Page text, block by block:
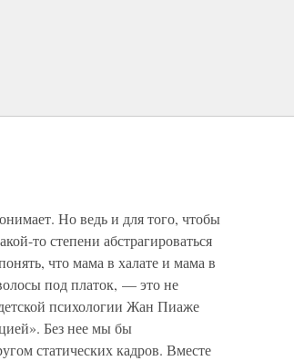
Но ведь и для того, чтобы
то степени абстрагироваться
что мама в халате и мама в
под платок, — это не
психологии Жан Пиаже
Без нее мы бы
статических кадров. Вместе